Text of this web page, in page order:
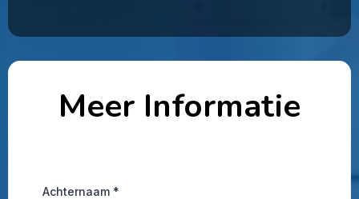
Meer Informatie
Achternaam *